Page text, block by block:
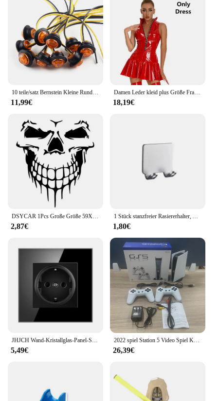
10 teile/satz Bernstein Kleine Runde Seite Marker Anzeige Lichter Taste Lampen 12V 3/4 "3 LED für Universal Autos lkw Anhänger Boote
11,99€
Damen Leder kleid plus Größe Frauen sexy glänzenden PVC Latex Minirock mit Handschuhen und Strumpf Pole Dance Plissee Latex Kleid
18,19€
DSYCAR 1Pcs Große Größe 59X53CM Schädel Kopf Auto Aufkleber und Abziehbilder Reflektierende Vinyl Auto Styling Auto Motor Haube Tür fenster Auto
2,87€
1 Stück stanzfreier Rasiererhalter, Aufbewahrungshaken, Space Aluminium Mehrzweck-Badezimmerzubehör
1,80€
JHJCH Wand-Kristallglas-Panel-Steckdosenstecker wurde geerdet, 16a Steckdose nach europäischem Standard 86 mm * 86 mm
5,49€
2022 spiel Station 5 Video Spiel Konsole Mit 200 Klassische Spiele 8 Bit GS5 TV Consola Retro USB Wired Handheld spiel-Player AV Out
26,39€